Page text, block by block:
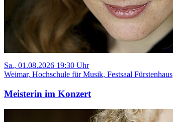
Sa., 01.08.2026 19:30 Uhr
Weimar, Hochschule für Musik, Festsaal Fürstenhaus
Meisterin im Konzert